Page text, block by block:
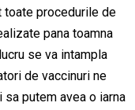
toate procedurile de
pana toamna
se va intampla
de vaccinuri ne
putem avea o iarna